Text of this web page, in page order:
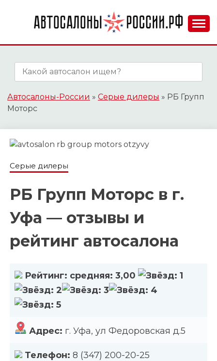
АВТОСАЛОНЫ-
РОССИИ.РФ
Автосалоны-России » Серые дилеры » РБ Групп
Моторс
Серые дилеры
РБ Групп Моторс в г.
Уфа — отзывы и
рейтинг автосалона
Рейтинг: средняя: 3,00
Адрес: г. Уфа, ул Федоровская д.5
Телефон: 8 (347) 200-20-25